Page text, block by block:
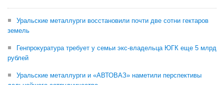
Уральские металлурги восстановили почти две сотни гектаров
земель
Генпрокуратура требует у семьи экс-владельца ЮГК еще 5 млрд
рублей
Уральские металлурги и «АВТОВАЗ» наметили перспективы